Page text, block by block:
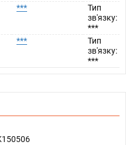
***
Тип
зв'язку:
***
***
Тип
зв'язку:
***